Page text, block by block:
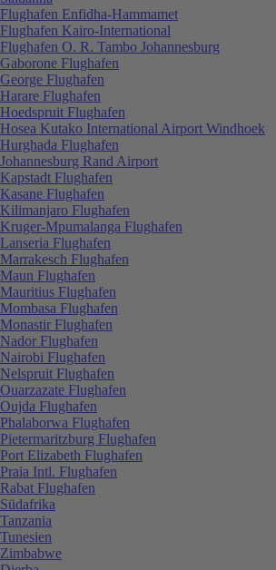
Flughafen Enfidha-Hammamet
Flughafen Kairo-International
Flughafen O. R. Tambo Johannesburg
Gaborone Flughafen
George Flughafen
Harare Flughafen
Hoedspruit Flughafen
Hosea Kutako International Airport Windhoek
Hurghada Flughafen
Johannesburg Rand Airport
Kapstadt Flughafen
Kasane Flughafen
Kilimanjaro Flughafen
Kruger-Mpumalanga Flughafen
Lanseria Flughafen
Marrakesch Flughafen
Maun Flughafen
Mauritius Flughafen
Mombasa Flughafen
Monastir Flughafen
Nador Flughafen
Nairobi Flughafen
Nelspruit Flughafen
Ouarzazate Flughafen
Oujda Flughafen
Phalaborwa Flughafen
Pietermaritzburg Flughafen
Port Elizabeth Flughafen
Praia Intl. Flughafen
Rabat Flughafen
Südafrika
Tanzania
Tunesien
Zimbabwe